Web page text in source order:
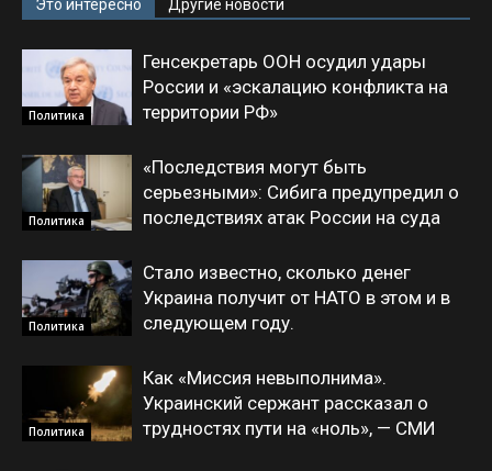
Это интересно Другие новости
Политика
Генсекретарь ООН осудил удары
России и «эскалацию конфликта на
территории РФ»
Политика
«Последствия могут быть
серьезными»: Сибига предупредил о
последствиях атак России на суда
Политика
Стало известно, сколько денег
Украина получит от НАТО в этом и в
следующем году.
Политика
Как «Миссия невыполнима».
Украинский сержант рассказал о
трудностях пути на «ноль», — СМИ